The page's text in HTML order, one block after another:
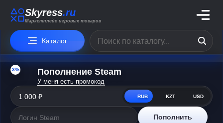
Skyress.ru
Маркетплейс игровых товаров
Каталог
3% Пополнение Steam
У меня есть промокод
RUB KZT USD
Пополнить